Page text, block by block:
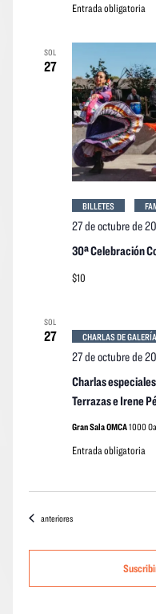
Entrada obligatoria
SOL
27
30ª Celebración
27 de octubre de
BILLETES
$10
SOL
27
Charlas
Terrazas e Irene
27 de octubre de
CHARLAS DE
Gran Sala OMCA1000
Entrada obligatoria
Eventos
anteriores